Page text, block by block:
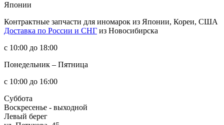
Японии
Контрактные запчасти для иномарок из Японии, Кореи, США
Доставка по России и СНГ из Новосибирска
с 10:00 до 18:00
Понедельник – Пятница
с 10:00 до 16:00
Суббота
Воскресенье - выходной
Левый берег